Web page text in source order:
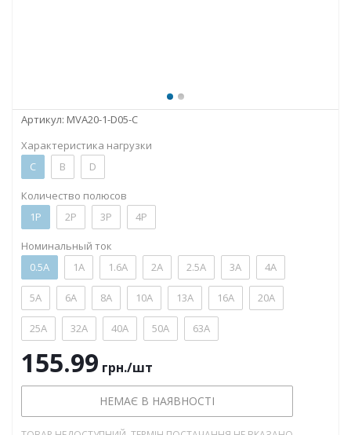
Артикул: MVA20-1-D05-C
Характеристика нагрузки
C
B D
Количество полюсов
1P
2P 3P 4P
Номинальный ток
0.5А
1А 1.6А 2А 2.5А 3А 4А
5А 6А 8А 10А 13А 16А 20А
25А 32А 40А 50А 63А
155.99 грн./шт
НЕМАЄ В НАЯВНОСТІ